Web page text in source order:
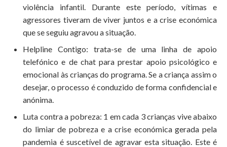
violência infantil. Durante este período, vítimas e
agressores tiveram de viver juntos e a crise económica
que se seguiu agravou a situação.
Helpline Contigo: trata-se de uma linha de apoio
telefónico e de chat para prestar apoio psicológico e
emocional às crianças do programa. Se a criança assim o
desejar, o processo é conduzido de forma confidencial e
anónima.
Luta contra a pobreza: 1 em cada 3 crianças vive abaixo
do limiar de pobreza e a crise económica gerada pela
pandemia é suscetível de agravar esta situação. Este é